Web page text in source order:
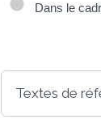
Dans le
Textes de